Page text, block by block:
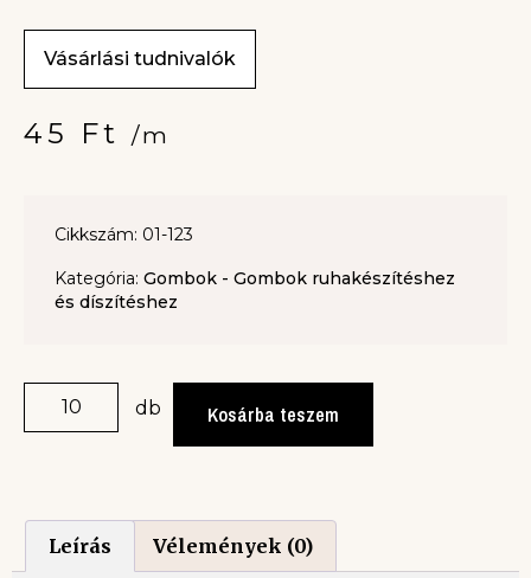
Vásárlási tudnivalók
45 Ft /m
Cikkszám: 01-123
Kategória: Gombok - Gombok ruhakészítéshez
és díszítéshez
db Kosárba teszem
Leírás Vélemények (0)